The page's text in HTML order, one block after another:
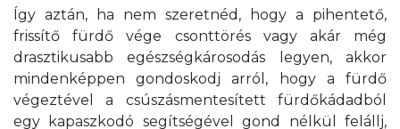
Így aztán, ha nem szeretnéd, hogy a pihentető,
frissítő fürdő vége csonttörés vagy akár még
drasztikusabb egészségkárosodás legyen, akkor
mindenképpen gondoskodj arról, hogy a fürdő
végeztével a csúszásmentesített fürdőkádadból
egy kapaszkodó segítségével gond nélkül felállj,